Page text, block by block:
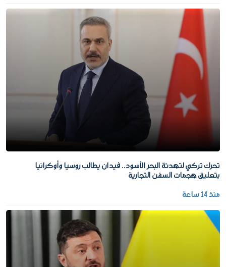
تحرك تركي لتهدئة البحر الأسود.. فيدان يطالب روسيا وأوكرانيا
بتعليق هجمات السفن التجارية
منذ 14 ساعة